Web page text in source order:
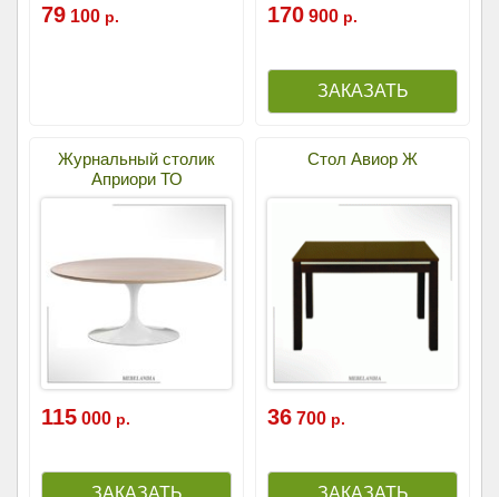
79 100 р. 170 900 р.
Журнальный столик
Априори ТО
115 000 р.
Стол Авиор Ж
36 700 р.